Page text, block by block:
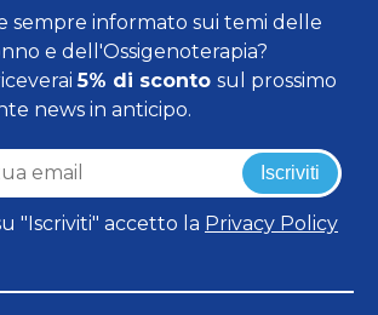
sempre informato sui temi delle
e dell'Ossigenoterapia?
5% di sconto sul prossimo
news in anticipo.
Iscriviti
"Iscriviti" accetto la Privacy Policy